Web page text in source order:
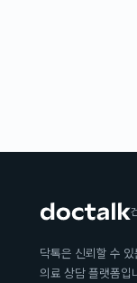
닥톡은 신뢰할 수
의료 상담 플랫폼입